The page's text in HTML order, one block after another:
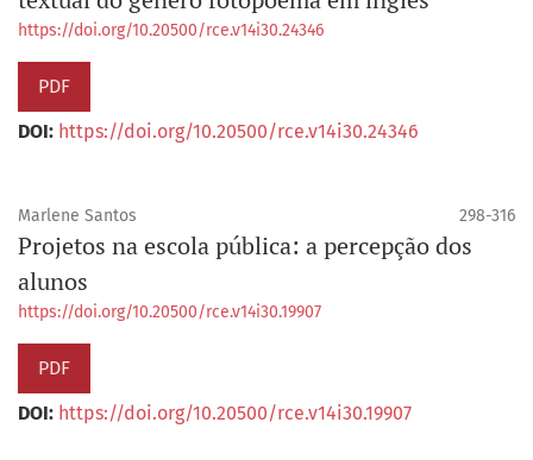
https://doi.org/10.20500/rce.v14i30.24346
PDF
DOI: https://doi.org/10.20500/rce.v14i30.24346
Marlene Santos 298-316
Projetos na escola pública: a percepção dos
alunos
https://doi.org/10.20500/rce.v14i30.19907
PDF
DOI: https://doi.org/10.20500/rce.v14i30.19907